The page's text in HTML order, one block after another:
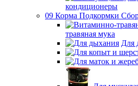
кондиционеры
09 Корма Подкормки
травяная мука
Для